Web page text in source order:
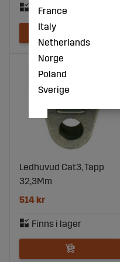
Ledhuvud Cat3, Tapp
32,3Mm
514 kr
France
Italy
Netherlands
Norge
Poland
Sverige